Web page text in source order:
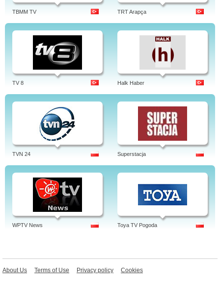
TBMM TV TRT Arapça
TV 8 Halk Haber
TVN 24 Superstacja
WPTV News Toya TV Pogoda
About Us Terms of Use Privacy policy Cookies